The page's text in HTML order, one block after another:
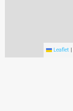
Leaflet |